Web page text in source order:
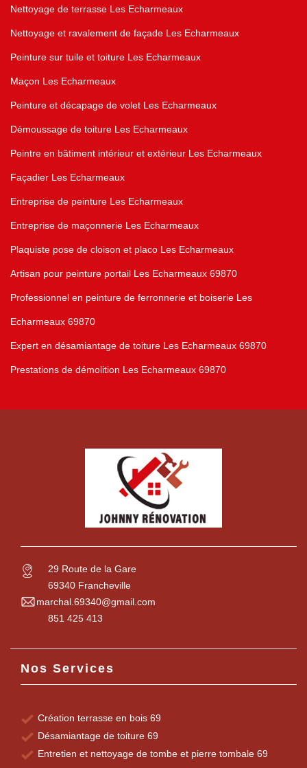
Nettoyage de terrasse Les Echarmeaux
Nettoyage et ravalement de façade Les Echarmeaux
Peinture sur tuile et toiture Les Echarmeaux
Maçon Les Echarmeaux
Peinture et décapage de volet Les Echarmeaux
Démoussage de toiture Les Echarmeaux
Peintre en bâtiment intérieur et extérieur Les Echarmeaux
Façadier Les Echarmeaux
Entreprise de peinture Les Echarmeaux
Entreprise de maçonnerie Les Echarmeaux
Plaquiste pose de cloison et placo Les Echarmeaux
Artisan pour peinture portail Les Echarmeaux 69870
Professionnel en peinture de ferronnerie et boiserie Les
Echarmeaux 69870
Expert en désamiantage de toiture Les Echarmeaux 69870
Prestations de démolition Les Echarmeaux 69870
29 Route de la Gare
69340 Francheville
marchal.69340@gmail.com
851 425 413
Nos Services
Création terrasse en bois 69
Désamiantage de toiture 69
Entretien et nettoyage de tombe et pierre tombale 69